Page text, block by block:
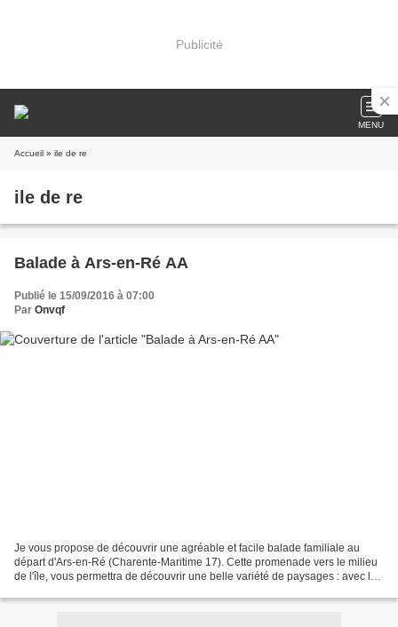
Publicité
MENU
Accueil » ile de re
ile de re
Balade à Ars-en-Ré AA
Publié le 15/09/2016 à 07:00
Par Onvqf
Je vous propose de découvrir une agréable et facile balade familiale au
départ d'Ars-en-Ré (Charente-Maritime 17). Cette promenade vers le milieu
de l'île, vous permettra de découvrir une belle variété de paysages : avec la